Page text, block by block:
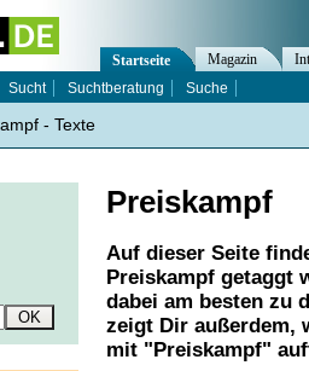
Preiskampf
Auf dieser Seite
Preiskampf getaggt
dabei am besten zu
zeigt Dir außerdem,
mit " Preiskampf"
Startseite Magazin
Sucht Suchtberatung Suche
- Texte